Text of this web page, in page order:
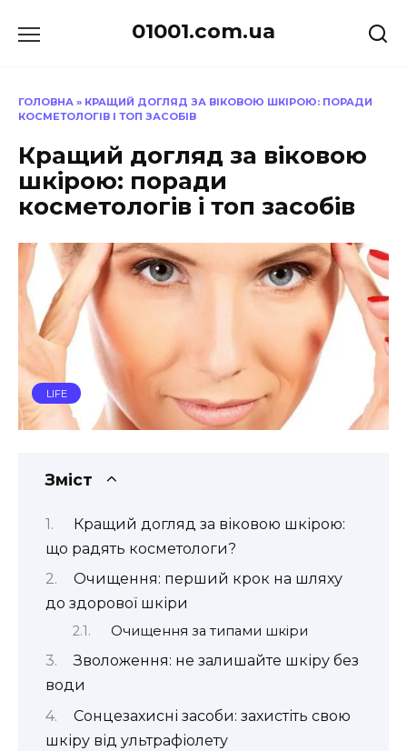
до
01001.com.ua
ГОЛОВНА » КРАЩИЙ ДОГЛЯД ЗА ВІКОВОЮ ШКІРОЮ: ПОРАДИ
КОСМЕТОЛОГІВ І ТОП ЗАСОБІВ
Кращий догляд за віковою
шкірою: поради
косметологів і топ засобів
LIFE
Зміст
Кращий догляд за віковою шкірою:
що радять косметологи?
Очищення: перший крок на шляху
до здорової шкіри
Очищення за типами шкіри
Зволоження: не залишайте шкіру без
води
Сонцезахисні засоби: захистіть свою
шкіру від ультрафіолету